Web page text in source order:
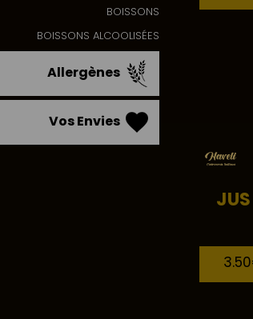
BOISSONS
BOISSONS ALCOOLISÉES
Allergènes
Vos Envies
JUS